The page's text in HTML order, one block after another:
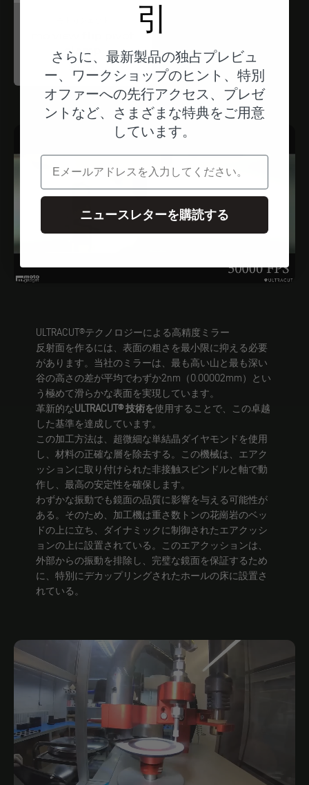
clamp
Angebot
$66.00
ULTRACUT®テクノロジーによる高精度ミラー
反射面を作るには、表面の粗さを最小限に抑える必要
があります。当社のミラーは、最も高い山と最も深い
谷の高さの差が平均でわずか2nm（0.00002mm）とい
う極めて滑らかな表面を実現しています。
革新的なULTRACUT®技術を使用することで、この卓越
した基準を達成しています。
この加工方法は、超微細な単結晶ダイヤモンドを使用
し、材料の正確な層を除去する。この機械は、エアク
ッションに取り付けられた非接触スピンドルと軸で動
作し、最高の安定性を確保します。
わずかな振動でも鏡面の品質に影響を与える可能性が
ある。そのため、加工機は重さ数トンの花崗岩のベッ
ドの上に立ち、ダイナミックに制御されたエアクッシ
ョンの上に設置されている。このエアクッションは、
外部からの振動を排除し、完璧な鏡面を保証するため
に、特別にデカップリングされたホールの床に設置さ
れている。
引
さらに、最新製品の独占プレビュ
ー、ワークショップのヒント、特別
オファーへの先行アクセス、プレゼ
ントなど、さまざまな特典をご用意
しています。
電子メール
ニュースレターを購読する